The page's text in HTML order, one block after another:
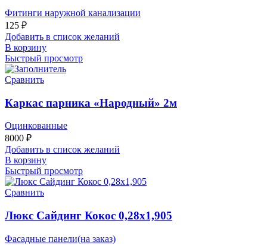
Фитинги наружной канализации
125 ₽
Добавить в список желаний
В корзину
Быстрый просмотр
Сравнить
Каркас парника «Народный» 2м
Оцинкованные
8000 ₽
Добавить в список желаний
В корзину
Быстрый просмотр
Сравнить
Люкс Сайдинг Кокос 0,28х1,905
Фасадные панели(на заказ)